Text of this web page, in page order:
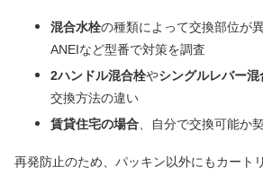
混合水栓の種類によって交換部位が
ANEIなど型番で対策を調査
2ハンドル混合栓やシングルレバー混
交換方法の違い
賃貸住宅の場合 、自分で交換可能か
再発防止のため、パッキン以外にもカート